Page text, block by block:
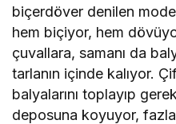
biçerdöver denilen
hem biçiyor, hem
çuvallara, samanı da
tarlanın içinde kalıyor.
balyalarını toplayıp
deposuna koyuyor,